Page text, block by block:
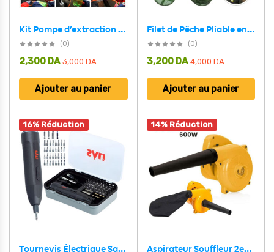
Kit Pompe d’extraction d’huile Manuel Multifonctionnelle – مضخة زيوت يدوية
(0)
3,000DA
2,300 DA
Ajouter au panier
Filet de Pêche Pliable en Maille Facile à Ranger – شبكة صيد الأسماك
(0)
4,000DA
3,200 DA
Ajouter au panier
16% Réduction
Tournevis Électrique Sans Fil SALI 39 en 1 Batterie Lithium 1200mAh – مفك براغي كهربائي
14% Réduction
Aspirateur Souffleur 2en1 pour Extérieur et Intérieur 600W – منفاخ كهربائي